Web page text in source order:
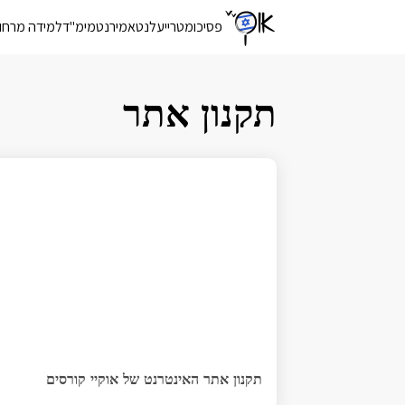
פסיכומטרייעלנטאמירנטמימ"דלמידה
תקנון אתר
תקנון אתר האינטרנט של אוקיי קורסים